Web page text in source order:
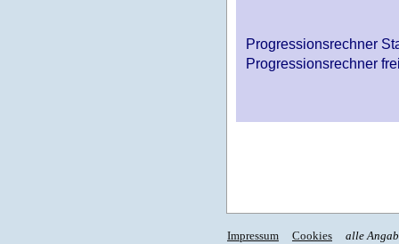
Progressionsrechner
Progressionsrechner
Impressum Cookies alle